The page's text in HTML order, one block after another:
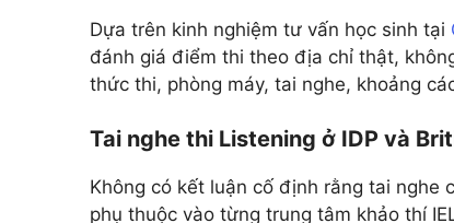
Dựa trên kinh nghiệm tư vấn học sinh tại
đánh giá điểm thi theo địa chỉ thật,
thức thi, phòng máy, tai nghe, khoảng
Tai nghe thi Listening ở IDP và
Không có kết luận cố định rằng tai nghe
phụ thuộc vào từng trung tâm khảo thí